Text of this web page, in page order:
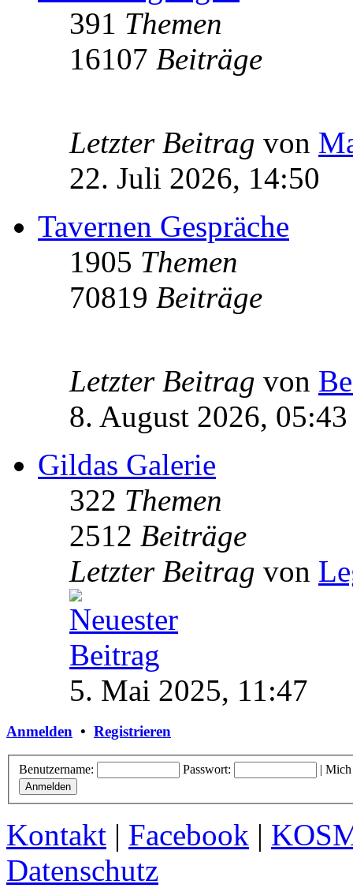
391 Themen
16107 Beiträge
Letzter Beitrag von
22. Juli 2026, 14:50
Tavernen Gespräche
1905 Themen
70819 Beiträge
Letzter Beitrag von
8. August 2026, 05:43
Gildas Galerie
322 Themen
2512 Beiträge
Letzter Beitrag von
5. Mai 2025, 11:47
Anmelden • Registrieren
Benutzername: Passwort: | Mich
Kontakt | Facebook |
Datenschutz